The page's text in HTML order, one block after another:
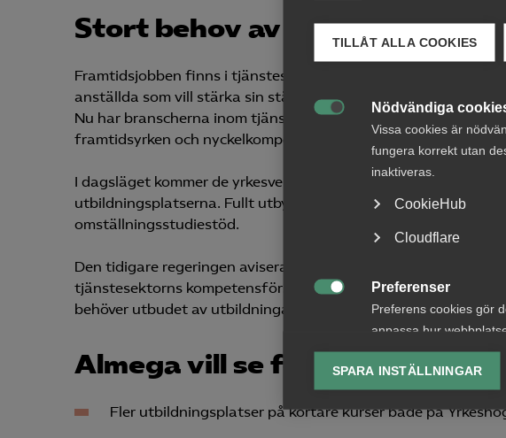
TILLÅT ALLA COOKIES
Nödvändiga
Vissa cookies är
fungera korrekt utan
inaktiveras.
CookieHub
Cloudflare
Preferenser
Preferens cookies gör
anpassa hur
lagring av vald valuta,

Analys-cookies
Analyseringscookies
SPARA INSTÄLLNINGAR
Stort behov av fler
Framtidsjobben finns i tjänstesektorn. Den nya huvudavtalets
anställda som vill stärka sin ställning på arbetsmarknaden och
Nu har branscherna inom tjänstesektorn både möjlighet och
framtidsyrken och nyckelkompetenser.
I dagsläget kommer de yrkesverksamma att behöva konkurrera
utbildningsplatserna. Fullt utbyggt 2026 förväntas mellan 20
omställningsstudiestöd.
Den tidigare regeringen aviserade inga nya satsningar på
tjänstesektorns kompetensförsörjning ska kunna förbättras
behöver utbudet av utbildningar för anställda växa.
Almega vill se följande:
Fler utbildningsplatser på kortare kurser både på